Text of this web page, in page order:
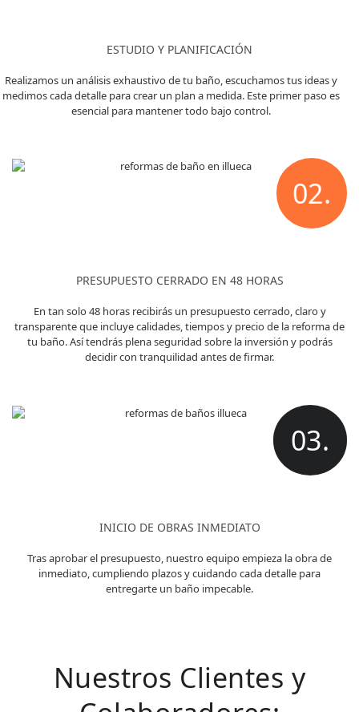
ESTUDIO Y PLANIFICACIÓN
Realizamos un análisis exhaustivo de tu baño, escuchamos tus ideas y
medimos cada detalle para crear un plan a medida. Este primer paso es
esencial para mantener todo bajo control.
02.
PRESUPUESTO CERRADO EN 48 HORAS
En tan solo 48 horas recibirás un presupuesto cerrado, claro y
transparente que incluye calidades, tiempos y precio de la reforma de
tu baño. Así tendrás plena seguridad sobre la inversión y podrás
decidir con tranquilidad antes de firmar.
03.
INICIO DE OBRAS INMEDIATO
Tras aprobar el presupuesto, nuestro equipo empieza la obra de
inmediato, cumpliendo plazos y cuidando cada detalle para
entregarte un baño impecable.
Nuestros Clientes y